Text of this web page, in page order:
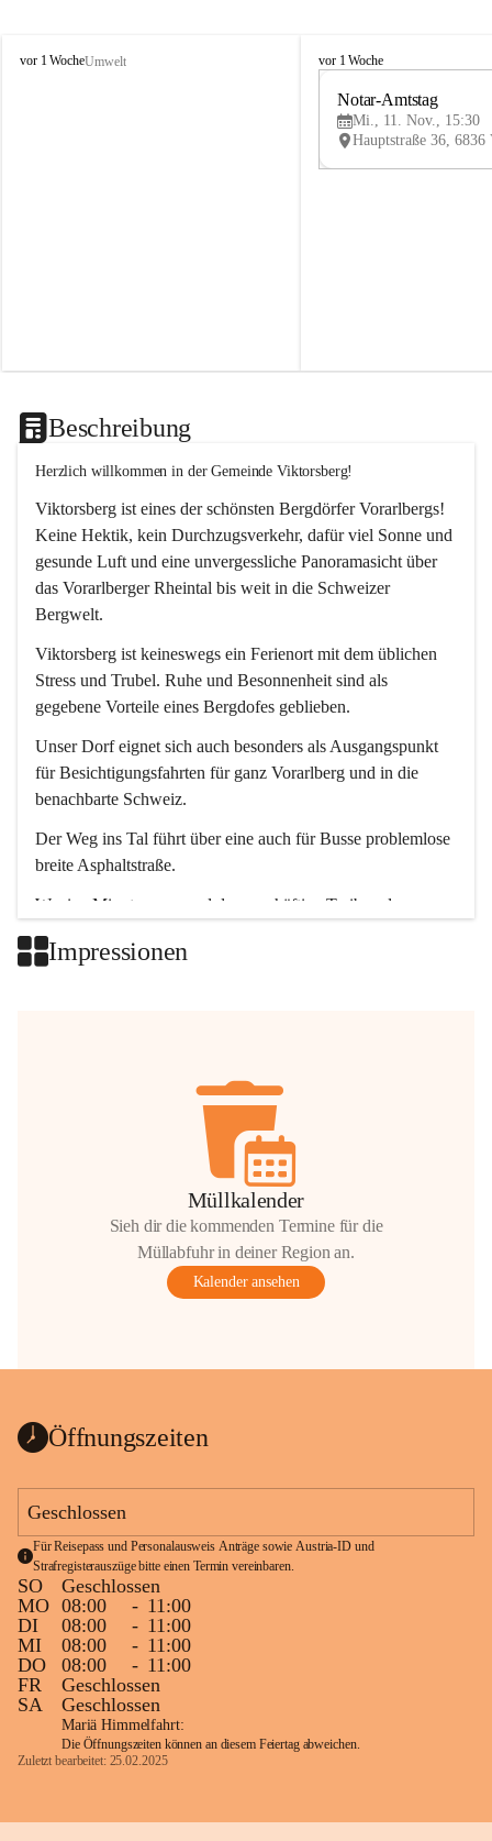
V
vor 1 WocheUmwelt
V
vor 1 Woche
Notar-Amtstag
Mi., 11. Nov., 15:30
Beschreibung
Herzlich willkommen in der Gemeinde Viktorsberg!
Viktorsberg ist eines der schönsten Bergdörfer Vorarlbergs!
Keine Hektik, kein Durchzugsverkehr, dafür viel Sonne und
gesunde Luft und eine unvergessliche Panoramasicht über
das Vorarlberger Rheintal bis weit in die Schweizer
Bergwelt.
Viktorsberg ist keineswegs ein Ferienort mit dem üblichen
Stress und Trubel. Ruhe und Besonnenheit sind als
gegebene Vorteile eines Bergdofes geblieben.
Unser Dorf eignet sich auch besonders als Ausgangspunkt
für Besichtigungsfahrten für ganz Vorarlberg und in die
benachbarte Schweiz.
Der Weg ins Tal führt über eine auch für Busse problemlose
breite Asphaltstraße.
Wenige Minuten nur, und das geschäftige Treiben der
Impressionen
Müllkalender
Sieh dir die kommenden Termine für die
Müllabfuhr in deiner Region an.
Kalender ansehen
Öffnungszeiten
Geschlossen
Für Reisepass und Personalausweis Anträge sowie Austria-ID und
Strafregisterauszüge bitte einen Termin vereinbaren.
SO
Geschlossen
MO 08:00 - 11:00
DI
08:00 - 11:00
MI
08:00 - 11:00
DO
08:00 - 11:00
FR
Geschlossen
SA
Geschlossen
Mariä Himmelfahrt:
Die Öffnungszeiten können an diesem Feiertag abweichen.
Zuletzt bearbeitet: 25.02.2025